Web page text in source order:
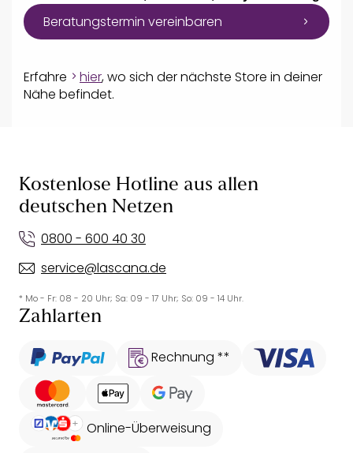
Beratungstermin vereinbaren
Erfahre hier, wo sich der nächste Store in deiner
Nähe befindet.
Kostenlose Hotline aus allen
deutschen Netzen
0800 - 600 40 30
service@lascana.de
* Mo - Fr: 08 - 20 Uhr; Sa: 09 - 17 Uhr; So: 09 - 14 Uhr.
Zahlarten
Rechnung **
Online-Überweisung